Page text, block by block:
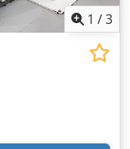
1 /3